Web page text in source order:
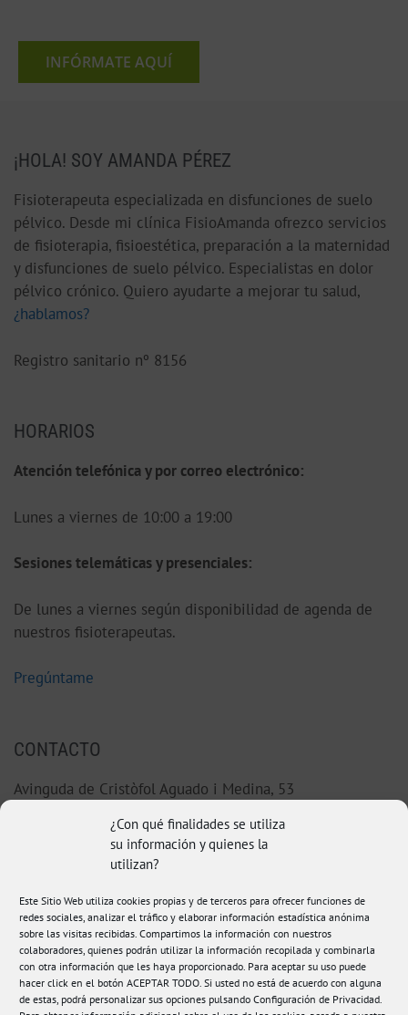
¿Con qué finalidades se utiliza
su información y quienes la
utilizan?
Este Sitio Web utiliza cookies propias y de terceros para ofrecer funciones de
redes sociales, analizar el tráfico y elaborar información estadística anónima
sobre las visitas recibidas. Compartimos la información con nuestros
colaboradores, quienes podrán utilizar la información recopilada y combinarla
con otra información que les haya proporcionado. Para aceptar su uso puede
hacer click en el botón ACEPTAR TODO. Si usted no está de acuerdo con alguna
de estas, podrá personalizar sus opciones pulsando Configuración de Privacidad.
INFÓRMATE AQUÍ
¡HOLA! SOY AMANDA PÉREZ
Fisioterapeuta especializada en disfunciones de suelo
pélvico. Desde mi clínica FisioAmanda ofrezco servicios
de fisioterapia, fisioestética, preparación a la maternidad
y disfunciones de suelo pélvico. Especialistas en dolor
pélvico crónico. Quiero ayudarte a mejorar tu salud,
¿hablamos?
Registro sanitario nº 8156
HORARIOS
Atención telefónica y por correo electrónico:
Lunes a viernes de 10:00 a 19:00
Sesiones telemáticas y presenciales:
De lunes a viernes según disponibilidad de agenda de
nuestros fisioterapeutas.
Pregúntame
CONTACTO
Avinguda de Cristòfol Aguado i Medina, 53
hola@fisioamanda.es